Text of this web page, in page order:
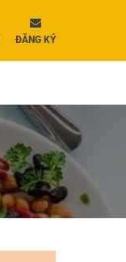
ĐĂNG KÝ